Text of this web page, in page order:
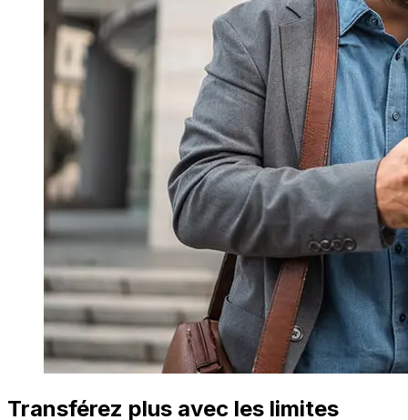
Transférez plus avec les limites